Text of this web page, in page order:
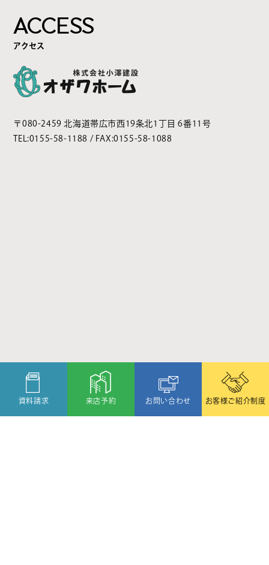
資料請求 来店予約 お問い合わせ お客様ご紹介制度
ACCESS
アクセス
〒080-2459 北海道帯広市西19条北1丁目 6番11号
TEL:0155-58-1188 / FAX:0155-58-1088